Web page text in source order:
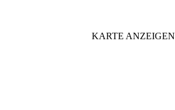
KARTE ANZEIGEN